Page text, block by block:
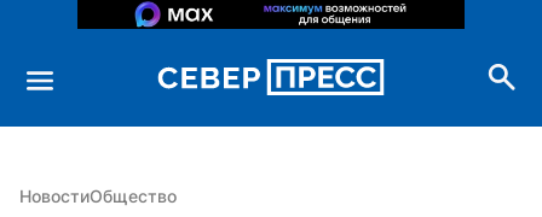
НовостиОбщество